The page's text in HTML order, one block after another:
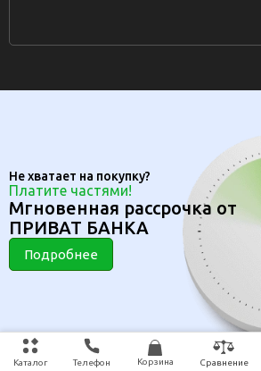
Каталог Телефон Корзина Сравнение
Не хватает на покупку?
Платите частями!
Мгновенная рассрочка от
ПРИВАТ БАНКА
Подробнее